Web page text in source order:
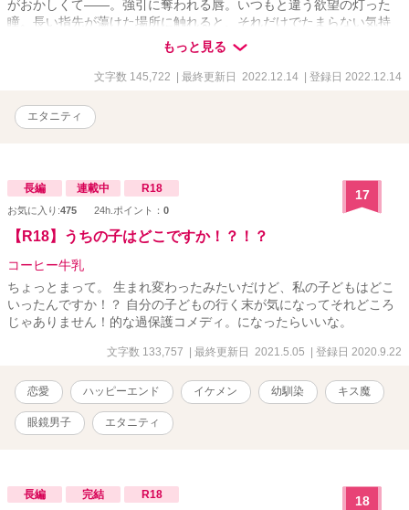
がおかしくて――。強引に奪われる唇。いつもと違う欲望の灯った
瞳。長い指先が蕩けた場所に触れると、それだけでたまらない気持
ちになって……。年上夫の甘い執着が迸る、不器用な二人の執愛初
もっと見る
文字数 145,722 | 最終更新日 2022.12.14 | 登録日 2022.12.14
エタニティ
長編 連載中 R18
お気に入り:475 24h.ポイント： 0
17
【R18】うちの子はどこですか！？！？
コーヒー牛乳
ちょっとまって。 生まれ変わったみたいだけど、私の子どもはどこ
いったんですか！？ 自分の子どもの行く末が気になってそれどころ
じゃありません！的な過保護コメディ。になったらいいな。
文字数 133,757 | 最終更新日 2021.5.05 | 登録日 2020.9.22
恋愛 ハッピーエンド イケメン 幼馴染 キス魔
眼鏡男子 エタニティ
長編 完結 R18 18